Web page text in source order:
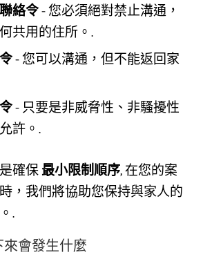
絡令- 您必須絕對禁止溝通，
共用的住所。.
- 您可以溝通，但不能返回家
- 只要是非威脅性、非騷擾性
許。.
確保最小限制順序, 在您的案
，我們將協助您保持與家人的
.
會發生什麼